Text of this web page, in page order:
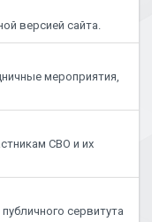
версией сайта.
мероприятия,
СВО и их
сервитута